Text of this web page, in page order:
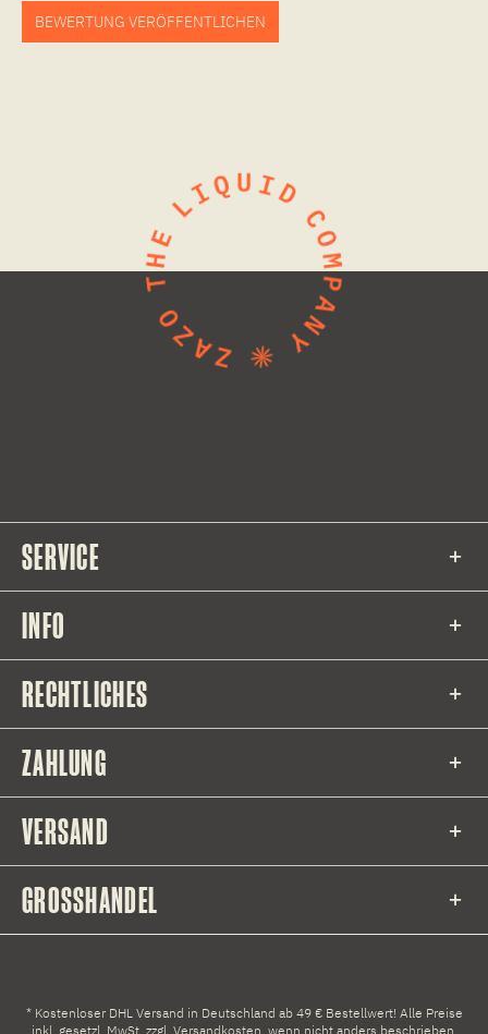
BEWERTUNG VERÖFFENTLICHEN
SERVICE
INFO
RECHTLICHES
ZAHLUNG
VERSAND
GROSSHANDEL
* Kostenloser DHL Versand in Deutschland ab 49 € Bestellwert! Alle Preise
inkl. gesetzl. MwSt. zzgl. Versandkosten , wenn nicht anders beschrieben.